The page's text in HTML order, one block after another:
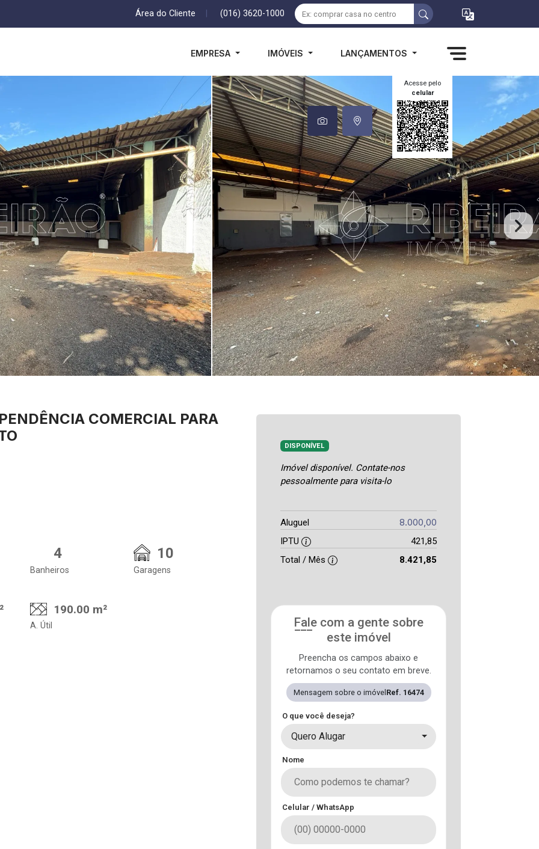
Área do Cliente (016) 3620-1000
EMPRESA IMÓVEIS LANÇAMENTOS
Acesse pelo
celular
COMERCIAL PARA
4
Banheiros
10
Garagens
190.00 m²
A. Útil
DISPONÍVEL
Imóvel disponível. Contate-nos
pessoalmente para visita-lo
Aluguel 8.000,00
IPTU
421,85
Total / Mês
8.421,85
Fale com a gente sobre
este imóvel
Preencha os campos abaixo e
retornamos o seu contato em breve.
Mensagem sobre o imóvel Ref. 16474
O que você deseja?
Quero Alugar
Nome
Celular / WhatsApp